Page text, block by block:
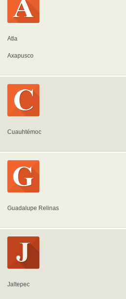
Atla
Axapusco
Cuauhtémoc
Guadalupe Relinas
Jaltepec